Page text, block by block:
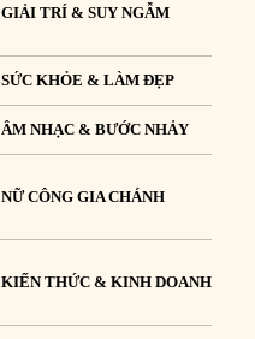
GIẢI TRÍ & SUY NGẪM
SỨC KHỎE & LÀM ĐẸP
ÂM NHẠC & BƯỚC NHẢY
NỮ CÔNG GIA CHÁNH
KIẾN THỨC & KINH DOANH